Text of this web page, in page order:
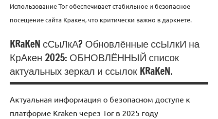
Использование Tor обеспечивает стабильное и безопасное
посещение сайта Кракен, что критически важно в даркнете.
Uncategorized
KRaKeN сСыЛкА? Обновлённые ссЫлкИ на
КрАкен 2025: ОБНОВЛЁННЫЙ список
актуальных зеркал и ссылок KRaKeN.
Актуальная информация о безопасном доступе к
платформе Kraken через Tor в 2025 году